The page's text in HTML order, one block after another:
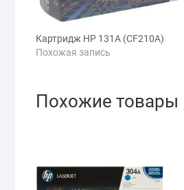
Картридж HP 131A (CF210A)
Похожая запись
Похожие товары